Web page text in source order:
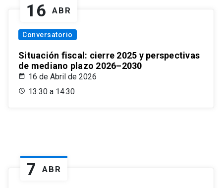
16 ABR
Conversatorio
Situación fiscal: cierre 2025 y perspectivas
de mediano plazo 2026–2030
16 de Abril de 2026
13:30 a 14:30
7 ABR